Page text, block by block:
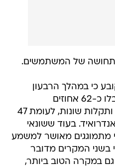
תחושה של המשתמשים.
כי במהלך הרבעון
האחרון של שנת 2016, סבלו כ-62 אחוזים
ממשתמשי iOS מקריסות ותקלות שונות, לעומת 47
בעוד ששונאי
מתמוגגים מאושר למשמע
בשני המקרים מדובר
במקרה הטוב ביותר,